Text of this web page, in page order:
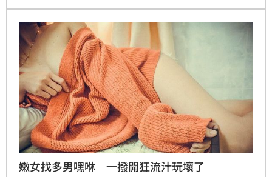
嫩女找多男嘿咻 一撥開狂流汁玩壞了